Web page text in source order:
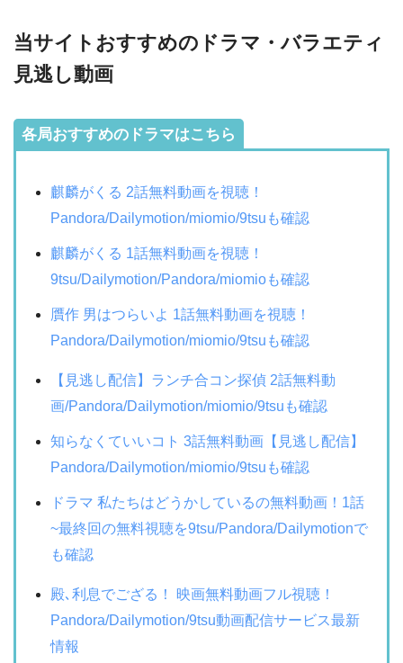
当サイトおすすめのドラマ・バラエティ
見逃し動画
各局おすすめのドラマはこちら
麒麟がくる 2話無料動画を視聴！
Pandora/Dailymotion/miomio/9tsuも確認
麒麟がくる 1話無料動画を視聴！
9tsu/Dailymotion/Pandora/miomioも確認
贋作 男はつらいよ 1話無料動画を視聴！
Pandora/Dailymotion/miomio/9tsuも確認
【見逃し配信】ランチ合コン探偵 2話無料動
画/Pandora/Dailymotion/miomio/9tsuも確認
知らなくていいコト 3話無料動画【見逃し配信】
Pandora/Dailymotion/miomio/9tsuも確認
ドラマ 私たちはどうかしているの無料動画！1話
~最終回の無料視聴を9tsu/Pandora/Dailymotionで
も確認
殿､利息でござる！ 映画無料動画フル視聴！
Pandora/Dailymotion/9tsu動画配信サービス最新
情報